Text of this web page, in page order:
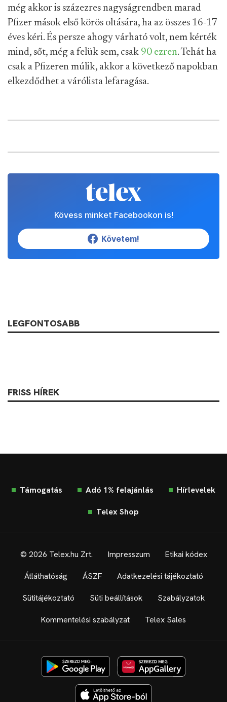
még akkor is százezres nagyságrendben marad
Pfizer mások első körös oltására, ha az összes 16-17
éves kéri. És persze ahogy várható volt, nem kérték
mind, sőt, még a felük sem, csak 90 ezren. Tehát ha
csak a Pfizeren múlik, akkor a következő napokban
elkezdődhet a várólista lefaragása.
Kövess minket Facebookon is!
Követem!
LEGFONTOSABB
FRISS HÍREK
Támogatás Adó 1% felajánlás Hírlevelek
Telex Shop
© 2026 Telex.hu Zrt. Impresszum Etikai kódex
Átláthatóság ÁSZF Adatkezelési tájékoztató
Sütitájékoztató Süti beállítások Szabályzatok
Kommentelési szabályzat Telex Sales